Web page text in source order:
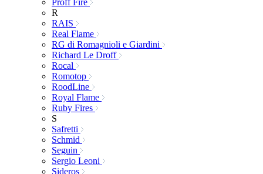
R
RAIS
Real Flame
RG di Romagnioli e Giardini
Richard Le Droff
Rocal
Romotop
RoodLine
Royal Flame
Ruby Fires
S
Safretti
Schmid
Seguin
Sergio Leoni
Sideros